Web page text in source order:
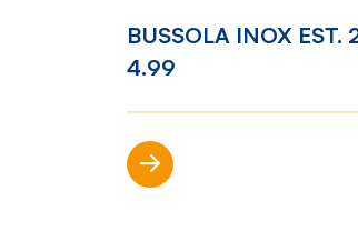
BUSSOLA INOX
4.99
Scopri di più